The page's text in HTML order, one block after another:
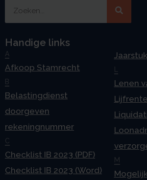
Handige links
A
Afkoop Stamrecht
B
Belastingdienst
doorgeven
rekeningnummer
C
Checklist IB 2023 (PDF)
Checklist IB 2023 (Word)
Lenen
M